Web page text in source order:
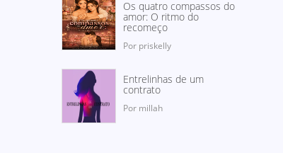
Os quatro compassos do
amor: O ritmo do
recomeço
Por priskelly
Entrelinhas de um
contrato
Por millah